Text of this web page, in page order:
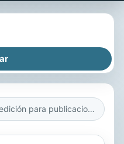
Guía de edición para publicaciones académicas no seriadas